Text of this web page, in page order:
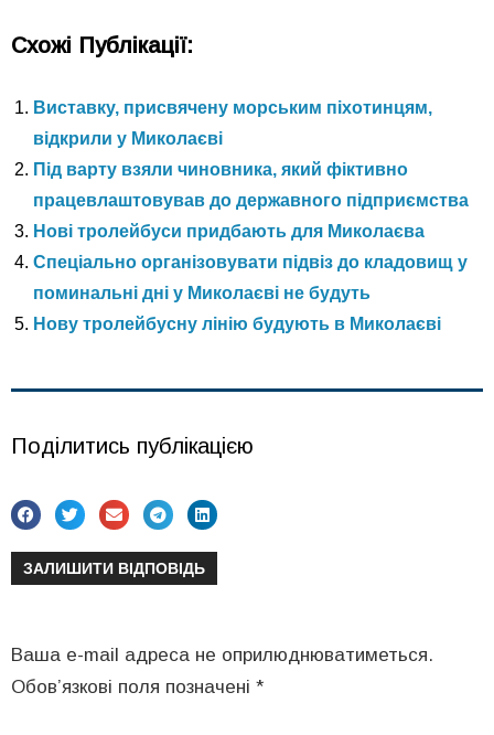
Схожі Публікації:
Виставку, присвячену морським піхотинцям,
відкрили у Миколаєві
Під варту взяли чиновника, який фіктивно
працевлаштовував до державного підприємства
Нові тролейбуси придбають для Миколаєва
Спеціально організовувати підвіз до кладовищ у
поминальні дні у Миколаєві не будуть
Нову тролейбусну лінію будують в Миколаєві
Поділитись публікацією
ЗАЛИШИТИ ВІДПОВІДЬ
Ваша e-mail адреса не оприлюднюватиметься.
Обов’язкові поля позначені *